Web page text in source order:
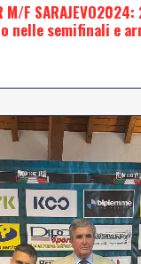
M/F
nelle semifinali e